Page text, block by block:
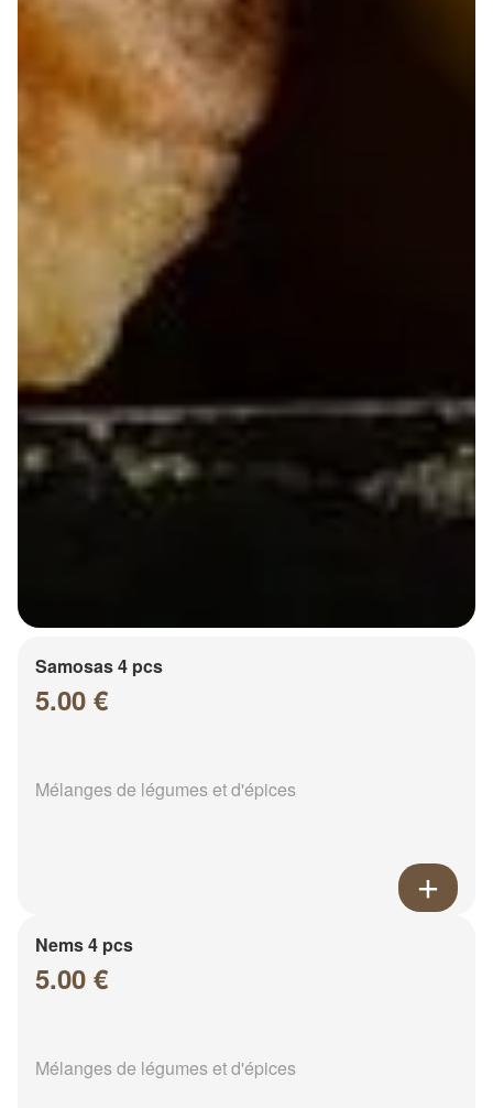
Samosas 4 pcs
5.00 €
Mélanges de légumes et d'épices
Nems 4 pcs
5.00 €
Mélanges de légumes et d'épices